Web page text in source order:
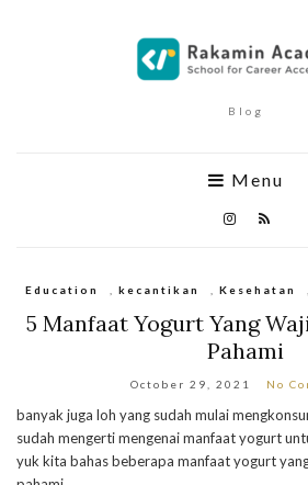
Blog
Menu
Education kecantikan Kesehatan
5 Manfaat Yogurt Yang
Pahami
October 29, 2021 No
banyak juga loh yang sudah mulai
sudah mengerti mengenai manfaat yogurt
yuk kita bahas beberapa manfaat yogurt